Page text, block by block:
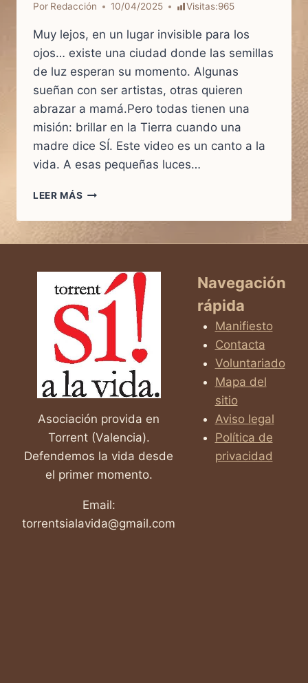
Por Redacción 10/04/2025 Visitas:965
Muy lejos, en un lugar invisible para los
ojos… existe una ciudad donde las semillas
de luz esperan su momento. Algunas
sueñan con ser artistas, otras quieren
abrazar a mamá.Pero todas tienen una
misión: brillar en la Tierra cuando una
madre dice SÍ. Este video es un canto a la
vida. A esas pequeñas luces…
LEER MÁS CUANDO
MAMÁ
LUZ
QUE
CAMBIA
EL
MUNDO
Asociación provida en
Torrent (Valencia).
Defendemos la vida desde
el primer momento.
Email:
torrentsialavida@gmail.com
Navegación
rápida
Manifiesto
Contacta
Voluntariado
Mapa del
sitio
Aviso legal
Política de
privacidad